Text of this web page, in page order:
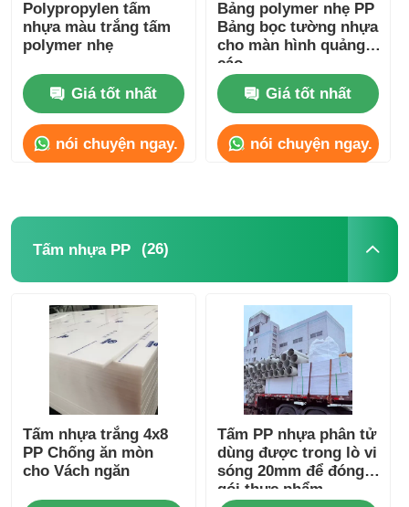
Polypropylen tấm
nhựa màu trắng tấm
polymer nhẹ
Giá tốt nhất
nói chuyện ngay.
Bảng polymer nhẹ PP
Bảng bọc tường nhựa
cho màn hình quảng
cáo
Giá tốt nhất
nói chuyện ngay.
Tấm nhựa PP (26)
Tấm nhựa trắng 4x8
PP Chống ăn mòn
cho Vách ngăn
Tấm PP nhựa phân tử
dùng được trong lò vi
sóng 20mm để đóng
gói thực phẩm